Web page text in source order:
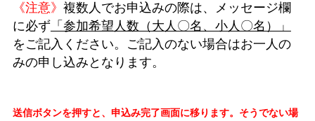
《注意》 複数人でお申込みの際は、メッセージ欄
に必ず「参加希望人数（大人〇名、小人〇名）」
をご記入ください。
ご記入のない場合はお一人の
みの申し込みとなります。
送信ボタンを押すと、申込み完了画面に移ります。そうでない場